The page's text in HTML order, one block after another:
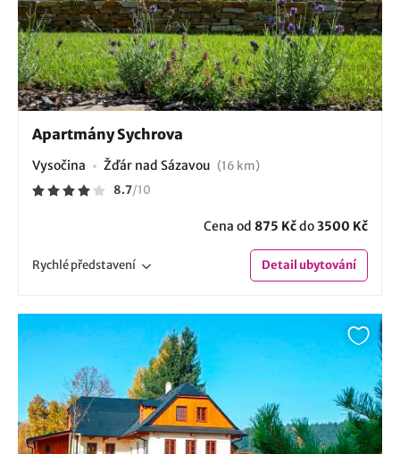
Apartmány Sychrova
Vysočina Žďár nad Sázavou (16 km)
8.7/10
Cena od 875 Kčdo3500 Kč
Rychlépředstavení Detailubytování